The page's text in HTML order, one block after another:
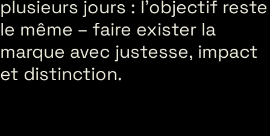
plusieurs jours : l’objectif reste
le même – faire exister la
marque avec justesse, impact
et distinction.